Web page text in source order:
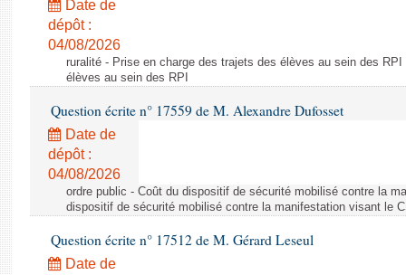
Date de
dépôt :
04/08/2026
ruralité - Prise en charge des trajets des élèves au sein des
élèves au sein des RPI
Question écrite n° 17559 de M. Alexandre Dufosset
Date de
dépôt :
04/08/2026
ordre public - Coût du dispositif de sécurité mobilisé contre la
dispositif de sécurité mobilisé contre la manifestation visant le
Question écrite n° 17512 de M. Gérard Leseul
Date de